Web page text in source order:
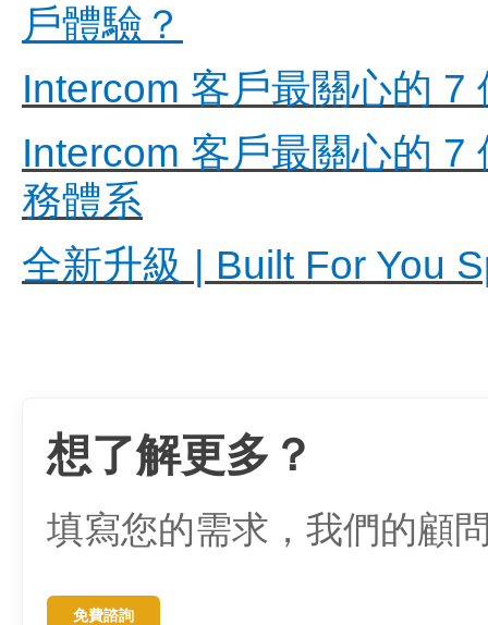
戶體驗？
Intercom 客戶最關心的 7
Intercom 客戶最關心的 7
務體系
全新升級 | Built For You
想了解更多？
填寫您的需求，我們的顧
免費諮詢